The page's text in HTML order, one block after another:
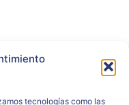
tecnologías como las